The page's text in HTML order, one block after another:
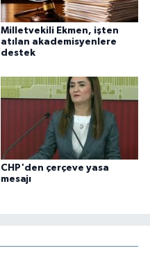
Milletvekili Ekmen, işten
atılan akademisyenlere
destek
CHP'den çerçeve yasa
mesajı